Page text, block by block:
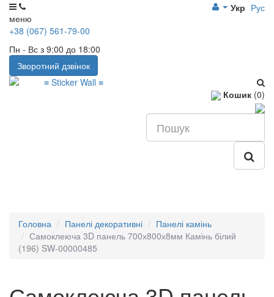
меню
Укр Рус
+38 (067) 561-79-00
Пн - Вс з 9:00 до 18:00
Зворотний дзвінок
Кошик (0)
Головна Панелі декоративні
Панелі камінь
Самоклеюча 3D панель 700х800х8мм Камінь білий
(196) SW-00000485